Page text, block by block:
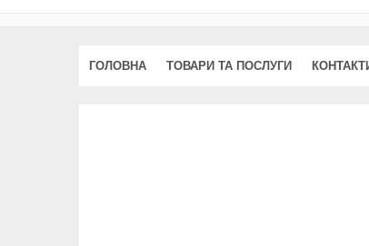
ГОЛОВНА ТОВАРИ ТА ПОСЛУГИ